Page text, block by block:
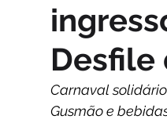
Boteco Zé Mané Na
Desfile
Carnaval
Gusmão e